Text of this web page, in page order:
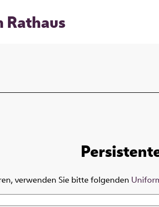
verwenden Sie bitte folgenden